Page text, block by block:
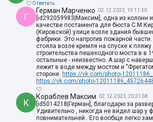
Ответить
Г
Герман Марченко 02.12.2023, 19:11:30
[id292059983|Максим], одна из колонн
качестве постамента для бюста
(Кировской) улице возле здания
фабрики. Это напротив пожарной
стояла возле кремля на спуске к пляжу
строительства пешеходного моста в в
остальные - неизвестно. А шар с
лежит в воде между мостом и
стороне. https://vk.com/photo-
https://vk.com/photo-
К
Кораблев Максим 02.12.2023, 20:21:58
[id5014218|Герман], благодарю за
Удивительно , никогда не видел шар у
повнимательней.. Его вообще легко